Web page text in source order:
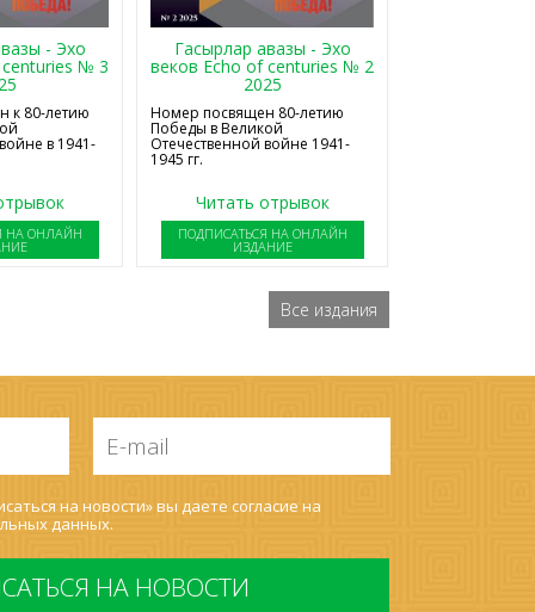
- Эхо
№ 3
к 80-летию
в 1941-
НА ОНЛАЙН
Гасырлар авазы - Эхо
веков Echo of centuries № 2
2025
Номер посвящен 80-летию
Победы в Великой
Отечественной войне 1941-
1945 гг.
Читать отрывок
ПОДПИСАТЬСЯ НА ОНЛАЙН
ИЗДАНИЕ
Все издания
mail
*
на новости» вы даете согласие на
данных.